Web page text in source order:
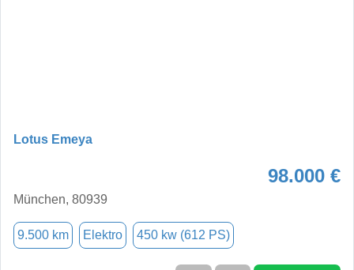
Lotus Emeya
98.000 €
München, 80939
9.500 km Elektro 450 kw (612 PS)